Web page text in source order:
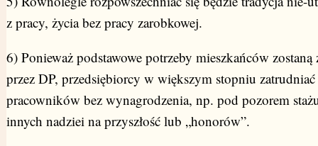
z pracy, życia bez pracy zarobkowej.
6) Ponieważ podstawowe potrzeby mieszkańców zostaną
przez DP, przedsiębiorcy w większym stopniu zatrudniać
pracowników bez wynagrodzenia, np. pod pozorem
innych nadziei na przyszłość lub „honorów”.